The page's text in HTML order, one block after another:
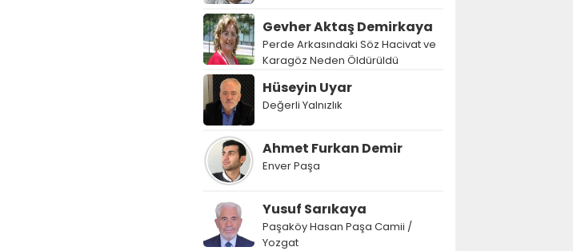
Gevher Aktaş Demirkaya
Perde Arkasındaki Söz Hacivat ve
Karagöz Neden Öldürüldü
Hüseyin Uyar
Değerli Yalnızlık
Ahmet Furkan Demir
Enver Paşa
Yusuf Sarıkaya
Paşaköy Hasan Paşa Camii /
Yozgat